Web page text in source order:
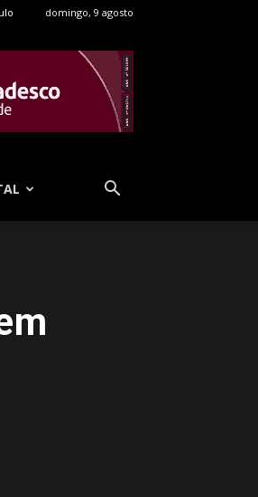
domingo, 9 agosto